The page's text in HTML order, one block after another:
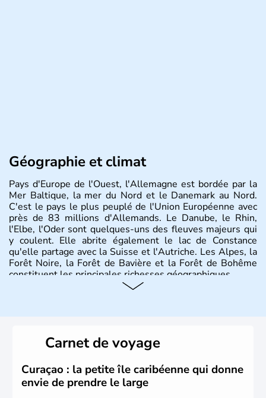
Géographie et climat
Pays d'Europe de l'Ouest, l'Allemagne est bordée par la
Mer Baltique, la mer du Nord et le Danemark au Nord.
C'est le pays le plus peuplé de l'Union Européenne avec
près de 83 millions d'Allemands. Le Danube, le Rhin,
l'Elbe, l'Oder sont quelques-uns des fleuves majeurs qui
y coulent. Elle abrite également le lac de Constance
qu'elle partage avec la Suisse et l'Autriche. Les Alpes, la
Forêt Noire, la Forêt de Bavière et la Forêt de Bohême
constituent les principales richesses géographiques.
lesquelles bénéficient d'une grande autonomie. Le pays
peut se targuer de grands noms qu'il a vu naître dans tous
les domaines, des arts à la politique en passant par la
philosophie. Hertz, Gutenberg, Heidegger, Thomas Mann,
Herman Hesse ou bien Hegel en font partie.
Carnet de voyage
Curaçao : la petite île caribéenne qui donne
envie de prendre le large